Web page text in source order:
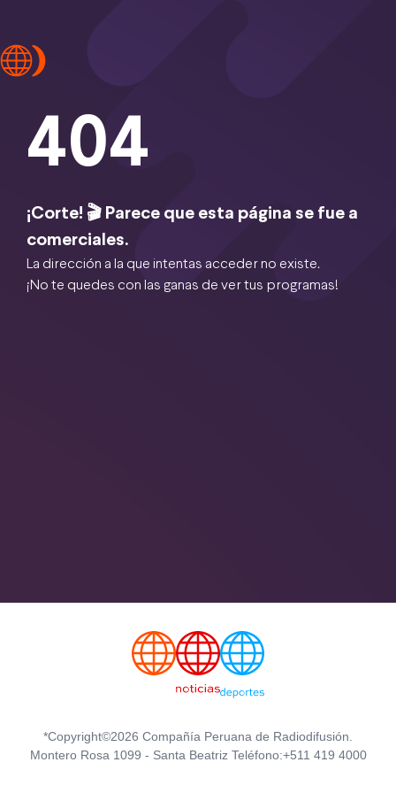
404
¡Corte! 🎬 Parece que esta página se fue a
comerciales.
La dirección a la que intentas acceder no existe.
¡No te quedes con las ganas de ver tus programas!
*Copyright©2026 Compañía Peruana de Radiodifusión.
Montero Rosa 1099 - Santa Beatriz Teléfono:+511 419 4000